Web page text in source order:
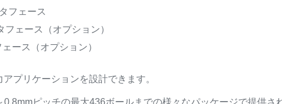
フェース
ェース（オプション）
ース（オプション）
プリケーションを設計できます。
ピッチの最大436ボールまでの様々なパッケージで提供さ